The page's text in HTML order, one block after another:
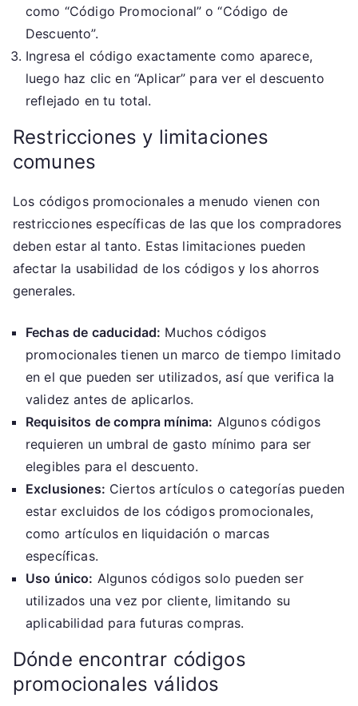
como “Código Promocional” o “Código de
Descuento”.
Ingresa el código exactamente como aparece,
luego haz clic en “Aplicar” para ver el descuento
reflejado en tu total.
Restricciones y limitaciones
comunes
Los códigos promocionales a menudo vienen con
restricciones específicas de las que los compradores
deben estar al tanto. Estas limitaciones pueden
afectar la usabilidad de los códigos y los ahorros
generales.
Fechas de caducidad: Muchos códigos
promocionales tienen un marco de tiempo limitado
en el que pueden ser utilizados, así que verifica la
validez antes de aplicarlos.
Requisitos de compra mínima: Algunos códigos
requieren un umbral de gasto mínimo para ser
elegibles para el descuento.
Exclusiones: Ciertos artículos o categorías pueden
estar excluidos de los códigos promocionales,
como artículos en liquidación o marcas
específicas.
Uso único: Algunos códigos solo pueden ser
utilizados una vez por cliente, limitando su
aplicabilidad para futuras compras.
Dónde encontrar códigos
promocionales válidos